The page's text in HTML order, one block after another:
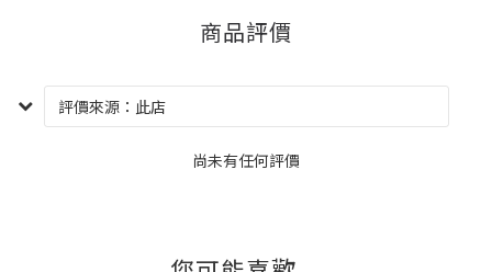
商品評價
尚未有任何評價